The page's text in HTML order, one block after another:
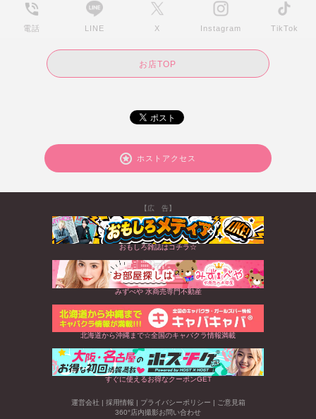
電話 LINE X Instagram TikTok
お店TOP
ホストアクセス
【広 告】
おもしろ雑誌はコチラ☆
みずべや 水商売専門不動産
北海道から沖縄まで☆全国のキャバクラ情報満載
すぐに使えるお得なクーポンGET
運営会社 | 採用情報 | プライバシーポリシー | ご意見箱
360°店内撮影お問い合わせ